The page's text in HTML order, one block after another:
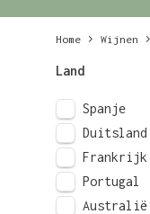
Home Wijnen
Land
Spanje
Duitsland
Frankrijk
Portugal
Australië